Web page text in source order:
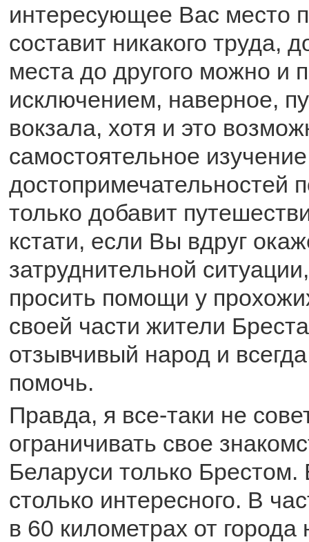
интересующее Вас место
составит никакого труда,
места до другого можно и
исключением, наверное,
вокзала, хотя и это
самостоятельное изучение
достопримечательностей
только добавит
кстати, если Вы вдруг
затруднительной
просить помощи у
своей части жители
отзывчивый народ и
помочь.
Правда, я все-таки не
ограничивать свое
Беларуси только Брестом.
столько интересного. В
в 60 километрах от города